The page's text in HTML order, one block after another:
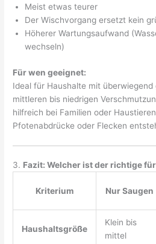
Meist etwas teurer
Der Wischvorgang ersetzt kein
Höherer Wartungsaufwand
wechseln)
Für wen geeignet:
Ideal für Haushalte mit
mittleren bis niedrigen
hilfreich bei Familien oder
Pfotenabdrücke oder Flecken
3. Fazit: Welcher ist der richtige
Kriterium Nur Saugen
Haushaltsgröße
Klein bis
mittel